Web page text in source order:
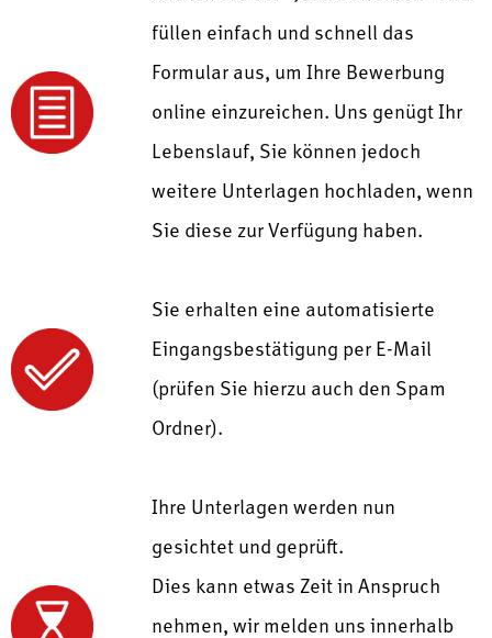
füllen einfach und schnell das
Formular aus, um Ihre Bewerbung
online einzureichen. Uns genügt Ihr
Lebenslauf, Sie können jedoch
weitere Unterlagen hochladen, wenn
Sie diese zur Verfügung haben.
Sie erhalten eine automatisierte
Eingangsbestätigung per E-Mail
(prüfen Sie hierzu auch den Spam
Ordner).
Ihre Unterlagen werden nun
gesichtet und geprüft.
Dies kann etwas Zeit in Anspruch
nehmen, wir melden uns innerhalb